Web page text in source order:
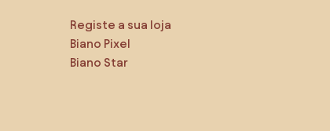
Registe a sua loja
Biano Pixel
Biano Star